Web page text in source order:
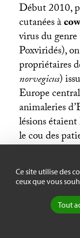
Ce site utilise des
ceux que vous
Tout
Début 2010,
cutanées à
virus du genre
Poxviridés),
propriétaires
norvegicus)
Europe
animaleries
lésions étaient
le cou des
volontiers
contact de la
Quelques